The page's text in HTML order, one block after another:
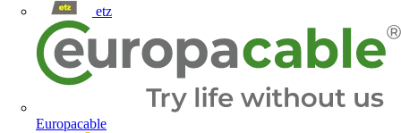
etz
Europacable